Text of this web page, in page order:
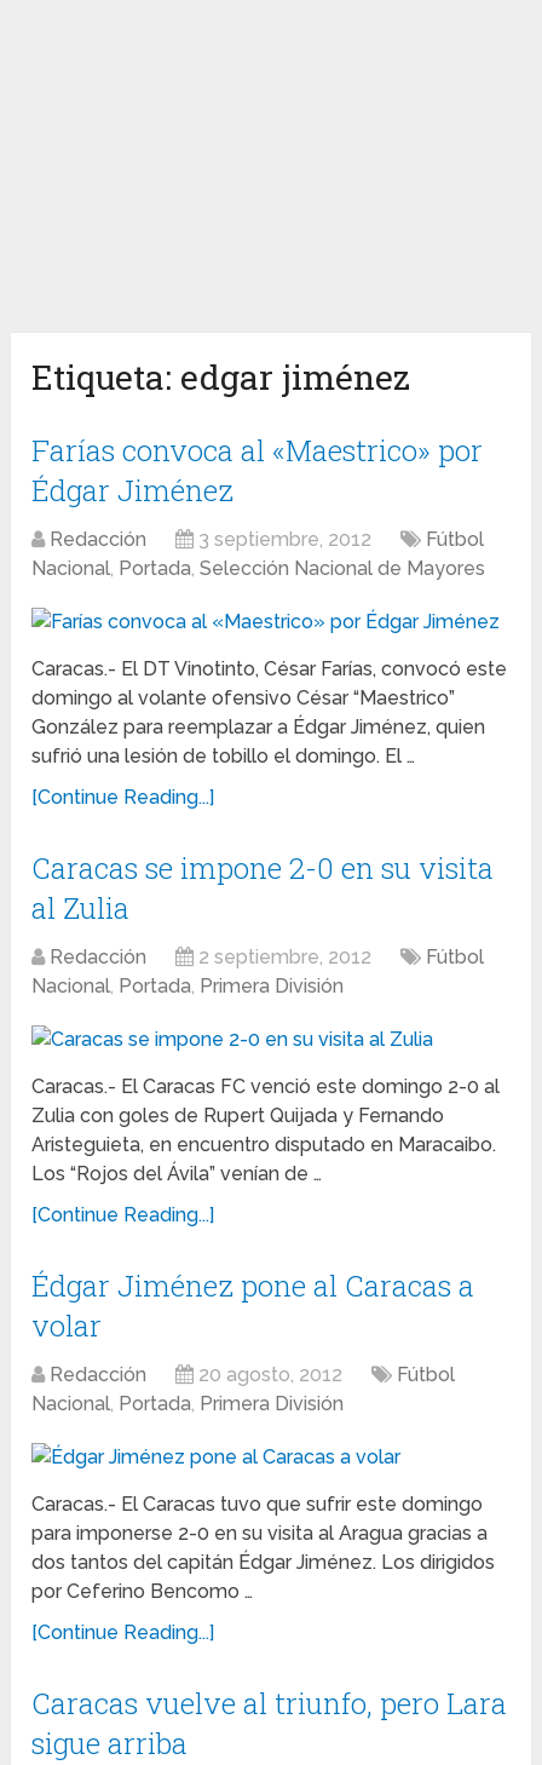
Etiqueta: edgar jiménez
Farías convoca al «Maestrico» por
Édgar Jiménez
Redacción 3 septiembre, 2012
Fútbol
Nacional, Portada,Selección Nacional de Mayores
Caracas.- El DT Vinotinto, César Farías, convocó este
domingo al volante ofensivo César “Maestrico”
González para reemplazar a Édgar Jiménez, quien
sufrió una lesión de tobillo el domingo. El …
[Continue Reading...]
Caracas se impone 2-0 en su visita
al Zulia
Redacción 2 septiembre, 2012
Fútbol
Nacional, Portada, Primera División
Caracas.- El Caracas FC venció este domingo 2-0 al
Zulia con goles de Rupert Quijada y Fernando
Aristeguieta, en encuentro disputado en Maracaibo.
Los “Rojos del Ávila” venían de …
[Continue Reading...]
Édgar Jiménez pone al Caracas a
volar
Redacción 20 agosto, 2012
Fútbol
Nacional, Portada, Primera División
Caracas.- El Caracas tuvo que sufrir este domingo
para imponerse 2-0 en su visita al Aragua gracias a
dos tantos del capitán Édgar Jiménez. Los dirigidos
por Ceferino Bencomo …
[Continue Reading...]
Caracas vuelve al triunfo, pero Lara
sigue arriba